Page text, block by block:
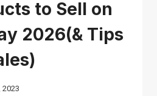
to Sell on
2026(& Tips
2023